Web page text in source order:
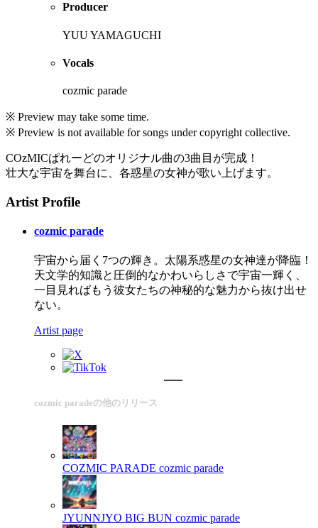
Producer
YUU YAMAGUCHI
Vocals
cozmic parade
※ Preview may take some time.
※ Preview is not available for songs under copyright collective.
COzMICぱれーどのオリジナル曲の3曲目が完成！
壮大な宇宙を舞台に、各惑星の女神が歌い上げます。
Artist Profile
cozmic parade
宇宙から届く7つの輝き。太陽系惑星の女神達が降臨！
天文学的知識と圧倒的なかわいらしさで宇宙一輝く、
一目見ればもう彼女たちの神秘的な魅力から抜け出せ
ない。
Artist page
cozmic paradeの他のリリース
COZMIC PARADE cozmic parade
JYUNNJYO BIG BUN cozmic parade